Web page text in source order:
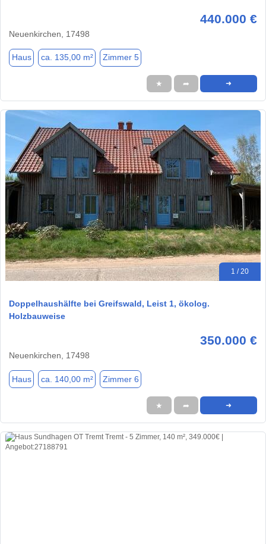
440.000 €
Neuenkirchen, 17498
Haus ca. 135,00 m² Zimmer 5
★ ➦ ➜
1 / 20
Doppelhaushälfte bei Greifswald, Leist 1, ökolog.
Holzbauweise
350.000 €
Neuenkirchen, 17498
Haus ca. 140,00 m² Zimmer 6
★ ➦ ➜